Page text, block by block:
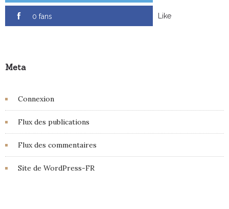
0 fans Like
Meta
Connexion
Flux des publications
Flux des commentaires
Site de WordPress-FR